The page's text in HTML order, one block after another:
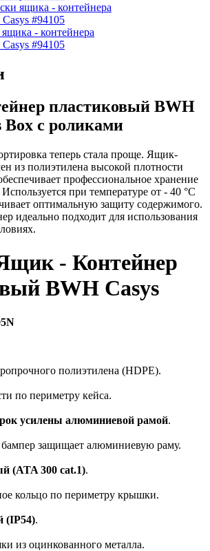
пластиковый BWH
Box с роликами
теперь стала проще. Ящик-
из полиэтилена высокой плотности
профессиональное хранение
при температуре от - 40 °С
оптимальную защиту содержимого.
идеально подходит для использования
- Контейнер
BWH Casys
полиэтилена (HDPE).
по периметру кейса.
усилены алюминиевой рамой.
защищает алюминиевую раму.
(ATA 300 cat.1).
кольцо по периметру крышки.
(IP54).
из оцинкованного металла.